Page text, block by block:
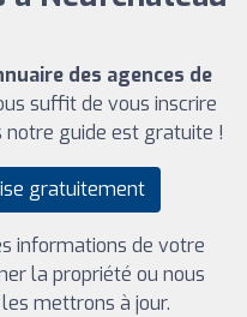
des agences de
suffit de vous inscrire
notre guide est gratuite !
gratuitement
informations de votre
la propriété ou nous
mettrons à jour.